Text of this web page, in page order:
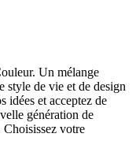
Un mélange
style de vie et de design
idées et acceptez de
génération de
votre